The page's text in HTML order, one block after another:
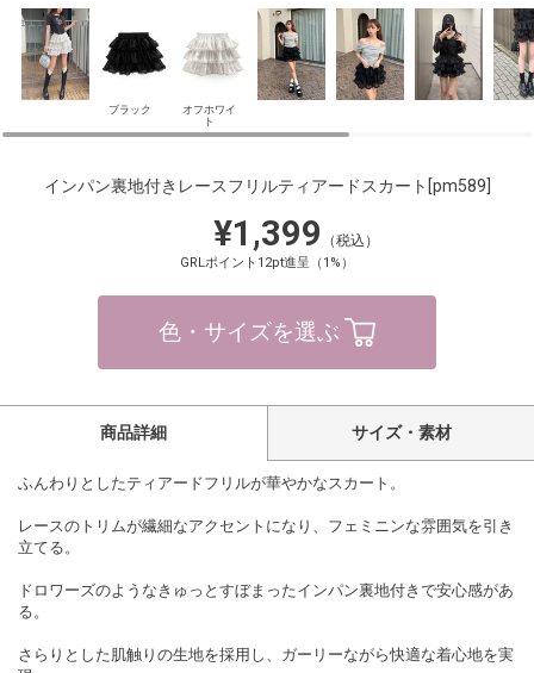
ブラック
オフホワイ
ト
インパン裏地付きレースフリルティアードスカート [pm589]
¥1,399 （税込）
GRLポイント12pt進呈（1%）
色・サイズを選ぶ
商品詳細 サイズ・素材
ふんわりとしたティアードフリルが華やかなスカート。
レースのトリムが繊細なアクセントになり、フェミニンな雰囲気を引き
立てる。
ドロワーズのようなきゅっとすぼまったインパン裏地付きで安心感があ
る。
さらりとした肌触りの生地を採用し、ガーリーながら快適な着心地を実